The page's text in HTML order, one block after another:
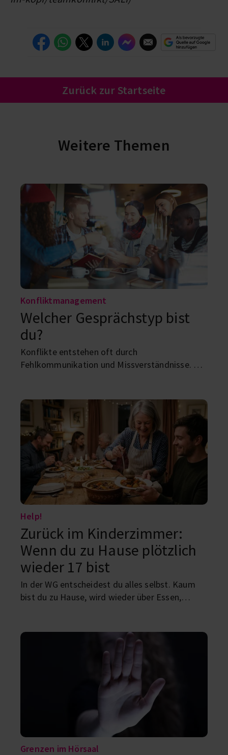
Zurück zur Startseite
Weitere Themen
Konfliktmanagement
Welcher Gesprächstyp bist
du?
Konflikte entstehen oft durch
Fehlkommunikation und Missverständnisse. Wie
Kommunikationstypen.
Help!
Zurück im Kinderzimmer:
Wenn du zu Hause plötzlich
wieder 17 bist
In der WG entscheidest du alles selbst. Kaum
bist du zu Hause, wird wieder über Essen,
zurückbringen und wie du entspannt damit
Grenzen im Hörsaal